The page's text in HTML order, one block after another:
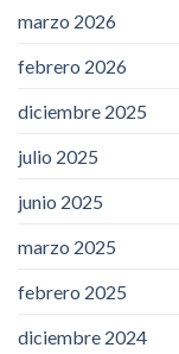
marzo 2026
febrero 2026
diciembre 2025
julio 2025
junio 2025
marzo 2025
febrero 2025
diciembre 2024